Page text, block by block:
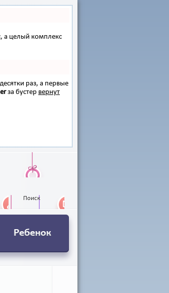
а целый комплекс
раз, а первые
за бустер вернут
Поиск